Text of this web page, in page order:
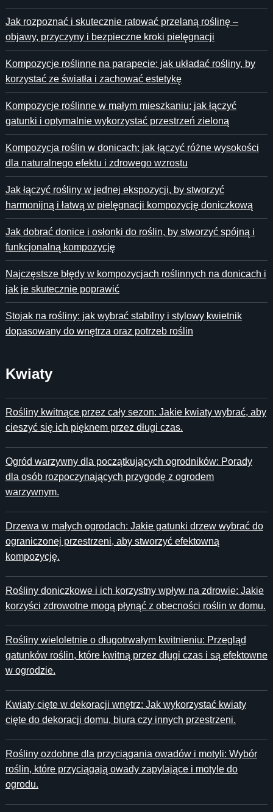
Jak rozpoznać i skutecznie ratować przelaną roślinę –
objawy, przyczyny i bezpieczne kroki pielęgnacji
Kompozycje roślinne na parapecie: jak układać rośliny, by
korzystać ze światła i zachować estetykę
Kompozycje roślinne w małym mieszkaniu: jak łączyć
gatunki i optymalnie wykorzystać przestrzeń zieloną
Kompozycja roślin w donicach: jak łączyć różne wysokości
dla naturalnego efektu i zdrowego wzrostu
Jak łączyć rośliny w jednej ekspozycji, by stworzyć
harmonijną i łatwą w pielęgnacji kompozycję doniczkową
Jak dobrać donice i osłonki do roślin, by stworzyć spójną i
funkcjonalną kompozycję
Najczęstsze błędy w kompozycjach roślinnych na donicach i
jak je skutecznie poprawić
Stojak na rośliny: jak wybrać stabilny i stylowy kwietnik
dopasowany do wnętrza oraz potrzeb roślin
Kwiaty
Rośliny kwitnące przez cały sezon: Jakie kwiaty wybrać, aby
cieszyć się ich pięknem przez długi czas.
Ogród warzywny dla początkujących ogrodników: Porady
dla osób rozpoczynających przygodę z ogrodem
warzywnym.
Drzewa w małych ogrodach: Jakie gatunki drzew wybrać do
ograniczonej przestrzeni, aby stworzyć efektowną
kompozycję.
Rośliny doniczkowe i ich korzystny wpływ na zdrowie: Jakie
korzyści zdrowotne mogą płynąć z obecności roślin w domu.
Rośliny wieloletnie o długotrwałym kwitnieniu: Przegląd
gatunków roślin, które kwitną przez długi czas i są efektowne
w ogrodzie.
Kwiaty cięte w dekoracji wnętrz: Jak wykorzystać kwiaty
cięte do dekoracji domu, biura czy innych przestrzeni.
Rośliny ozdobne dla przyciągania owadów i motyli: Wybór
roślin, które przyciągają owady zapylające i motyle do
ogrodu.